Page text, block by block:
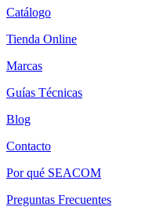
Catálogo
Tienda Online
Marcas
Guías Técnicas
Blog
Contacto
Por qué SEACOM
Preguntas Frecuentes